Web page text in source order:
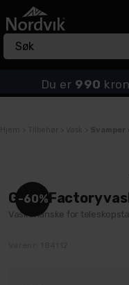
Du er 990
60%
Gloss Factory
Vaskehanske for